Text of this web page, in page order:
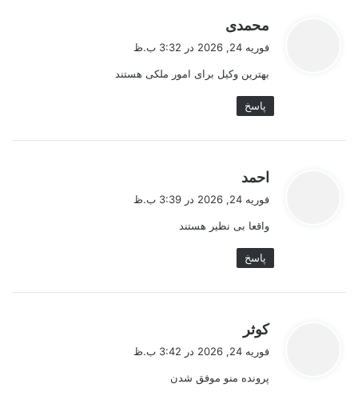
محمدی
:
فوریه 24, 2026 در 3:32 ب.ظ
بهترین وکیل برای امور ملکی هستند
پاسخ
احمد
:
فوریه 24, 2026 در 3:39 ب.ظ
واقعا بی نظیر هستند
پاسخ
کوثر
:
فوریه 24, 2026 در 3:42 ب.ظ
پرونده منو موفق شدن